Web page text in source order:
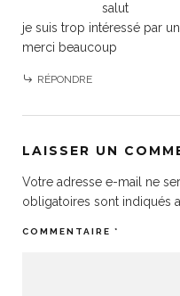
salut
je suis trop intéressé par
merci beaucoup
RÉPONDRE
LAISSER UN
Votre adresse e-mail ne
obligatoires sont indiqués
COMMENTAIRE *